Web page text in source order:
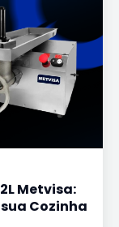
Metvisa:
Cozinha